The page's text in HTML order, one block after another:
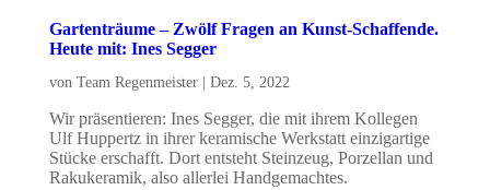
Gartenträume – Zwölf Fragen an Kunst-Schaffende.
Heute mit: Ines Segger
von Team Regenmeister| Dez. 5, 2022
Wir präsentieren: Ines Segger, die mit ihrem Kollegen
Ulf Huppertz in ihrer keramische Werkstatt einzigartige
Stücke erschafft. Dort entsteht Steinzeug, Porzellan und
Rakukeramik, also allerlei Handgemachtes.